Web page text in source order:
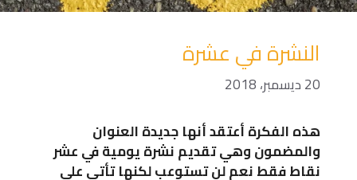
النشرة في عشرة
20 ديسمبر، 2018
هذه الفكرة أعتقد أنها جديدة العنوان
والمضمون وهي تقديم نشرة يومية في عشر
نقاط فقط نعم لن تستوعب لكنها تأتي على